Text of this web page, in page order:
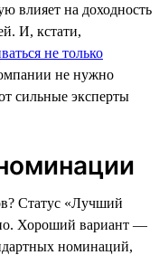
влияет на доходность
И, кстати,
не только
не нужно
сильные эксперты
Статус «Лучший
Хороший вариант —
номинаций,